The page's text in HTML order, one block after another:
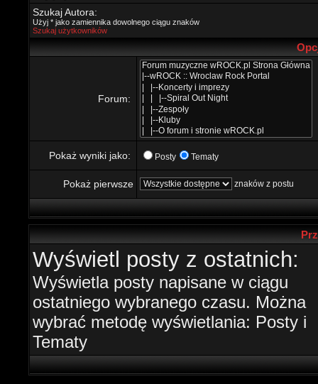
Szukaj Autora:
Użyj * jako zamiennika dowolnego ciągu znaków
Szukaj użytkowników
Forum:
Pokaż wyniki jako: Posty Tematy
Pokaż pierwsze znaków z postu
Wyświetl posty z ostatnich:
Wyświetla posty napisane w ciągu
ostatniego wybranego czasu. Można
wybrać metodę wyświetlania: Posty i
Tematy